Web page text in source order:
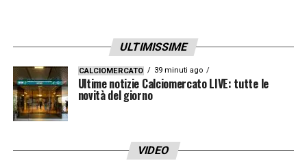
Indosserà la maglia numero 22 del
Flamengo, con l’obiettivo di contribuire
attivamente alla conquista della Copa do
giocatore con esperienza europea e qualità
ULTIMISSIME
CALCIOMERCATO 39 minuti ago
Ultime notizie Calciomercato LIVE: tutte le
novità del giorno
VIDEO